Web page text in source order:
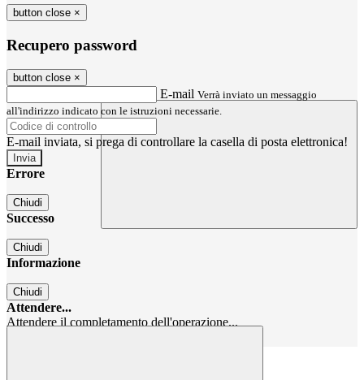
button close ×
Recupero password
button close ×
E-mail Verrà inviato un messaggio
all'indirizzo indicato con le istruzioni necessarie.
E-mail inviata, si prega di controllare la casella di posta elettronica!
Errore
Chiudi
Successo
Chiudi
Informazione
Chiudi
Attendere...
Attendere il completamento dell'operazione...